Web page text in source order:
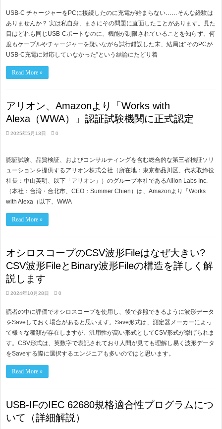
USB-C チャージャーをPCに接続したのに充電が始まらない……そんな経験は
ありませんか？ 実は私自身、まさにその問題に直面したことがあります。見た
目はどれも同じUSB-Cポートなのに、機能が制限されていることを知らず、何
度もケーブルやチャージャーを疑いながら試行錯誤した末、結局は“そのPCが
USB-C充電に対応していなかった”という結論にたどり着
Read More »
アリオン、Amazonより「Works with
Alexa（WWA）」認証試験機関に正式認定
2025年5月13日 0
認証試験、品質検証、およびコンサルティングを含む総合的な第三者検証ソリ
ューションを提供するアリオン株式会社（所在地：東京都品川区、代表取締役
社長：中山英明、以下「アリオン」）のグループ本社であるAllion Labs Inc.
（本社：台湾・台北市、CEO：Summer Chien）は、Amazonより「Works
with Alexa（以下、WWA
Read More »
オシロスコープのCSV波形Fileはなぜ大きい?
CSV波形FileとBinary波形Fileの構造を詳しく解
説します
2024年10月28日 0
読者の中に評価でオシロスコープを使用し、後で参照できるように波形データ
をSaveしておく場合があると思います。Save形式は、測定器メーカーによっ
て様々な種類が存在しますが、汎用性が高い形式としてCSV形式が挙げられま
す。CSV形式は、英数字で表記されており人間が見ても理解し易く波形データ
をSaveする際に選択するエンジニアも多いのではと思います。
Read More »
USB-IFのIEC 62680規格適合性プログラムにつ
いて（詳細解説）